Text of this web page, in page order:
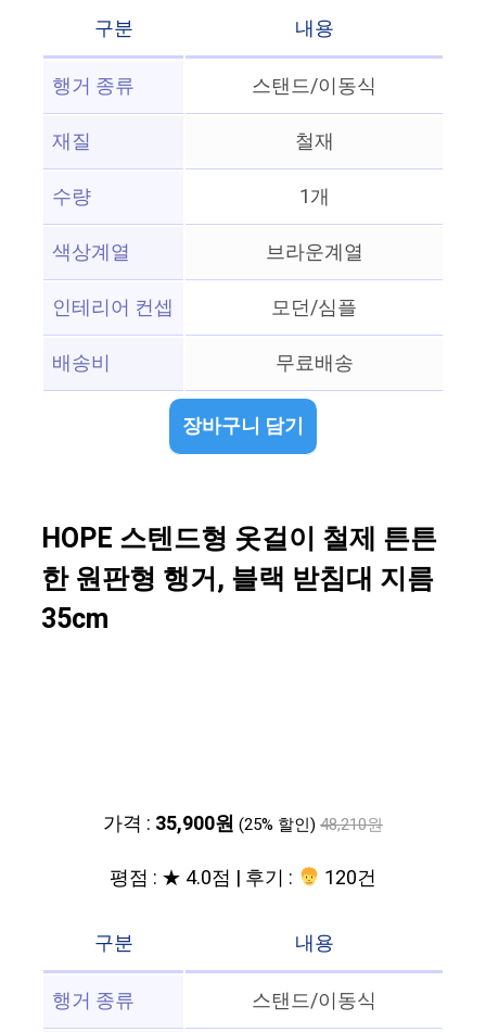
구분
내용
행거 종류
스탠드/이동식
재질
철재
수량
1개
색상계열
브라운계열
인테리어 컨셉
모던/심플
배송비
무료배송
장바구니 담기
HOPE 스텐드형 옷걸이 철제 튼튼
한 원판형 행거, 블랙 받침대 지름
35cm
가격 : 35,900원 (25% 할인) 48,210원
평점 : ★ 4.0점 | 후기 : 120건
구분
내용
행거 종류
스탠드/이동식